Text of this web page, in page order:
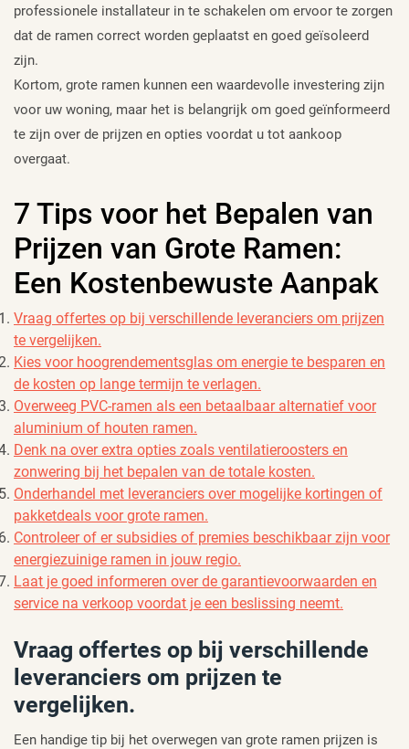
professionele installateur in te schakelen om ervoor te zorgen
dat de ramen correct worden geplaatst en goed geïsoleerd
zijn.
Kortom, grote ramen kunnen een waardevolle investering zijn
voor uw woning, maar het is belangrijk om goed geïnformeerd
te zijn over de prijzen en opties voordat u tot aankoop
overgaat.
7 Tips voor het Bepalen van
Prijzen van Grote Ramen:
Een Kostenbewuste Aanpak
Vraag offertes op bij verschillende leveranciers om prijzen
te vergelijken.
Kies voor hoogrendementsglas om energie te besparen en
de kosten op lange termijn te verlagen.
Overweeg PVC-ramen als een betaalbaar alternatief voor
aluminium of houten ramen.
Denk na over extra opties zoals ventilatieroosters en
zonwering bij het bepalen van de totale kosten.
Onderhandel met leveranciers over mogelijke kortingen of
pakketdeals voor grote ramen.
Controleer of er subsidies of premies beschikbaar zijn voor
energiezuinige ramen in jouw regio.
Laat je goed informeren over de garantievoorwaarden en
service na verkoop voordat je een beslissing neemt.
Vraag offertes op bij verschillende
leveranciers om prijzen te
vergelijken.
Een handige tip bij het overwegen van grote ramen prijzen is